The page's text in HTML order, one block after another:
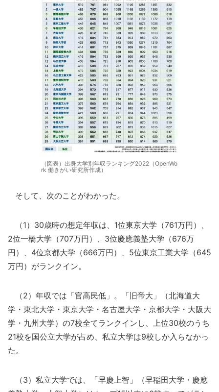
（図表）出身大学別年収ランキング2022（OpenWo
rk 働きがい研究所作成）
そして、次のことがわかった。
（1）30歳時の想定年収は、1位東京大学（761万円）、
2位一橋大学（707万円）、3位慶應義塾大学（676万
円）、4位京都大学（666万円）、5位東京工業大学（645
万円）がランクイン。
（2）年収では「官高民低」。「旧帝大」（北海道大
学・東北大学・東京大学・名古屋大学・京都大学・大阪大
学・九州大学）の7校全てランクインし、上位30校のうち
21校を国公立大学が占め、私立大学は9校しか入らなかっ
た。
（3）私立大学では、「早慶上智」（早稲田大学・慶應